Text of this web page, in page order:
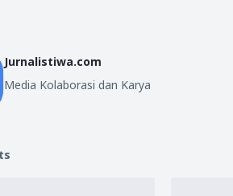
Jurnalistiwa.com
Media Kolaborasi dan Karya